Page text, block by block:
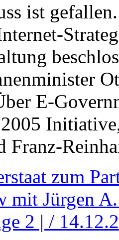
ist
E-
Franz-
zum
mit Jürgen
2 | /